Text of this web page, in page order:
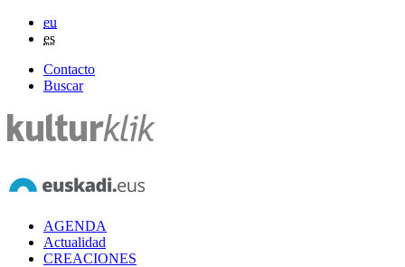
eu
es
Contacto
Buscar
AGENDA
Actualidad
CREACIONES